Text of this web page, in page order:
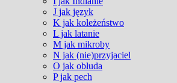
J jak język
K jak koleżeństwo
L jak latanie
M jak mikroby
N jak (nie)przyjaciel
O jak obłuda
P jak pech